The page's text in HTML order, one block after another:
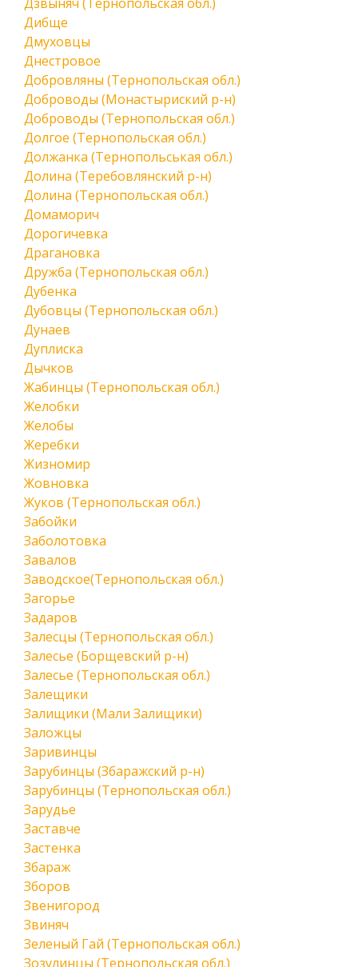
Дибще
Дмуховцы
Днестровое
Добровляны (Тернопольская обл.)
Доброводы (Монастыриский р-н)
Доброводы (Тернопольская обл.)
Долгое (Тернопольская обл.)
Должанка (Тернопольськая обл.)
Долина (Теребовлянский р-н)
Долина (Тернопольская обл.)
Домаморич
Дорогичевка
Драгановка
Дружба (Тернопольская обл.)
Дубенка
Дубовцы (Тернопольская обл.)
Дунаев
Дуплиска
Дычков
Жабинцы (Тернопольская обл.)
Желобки
Желобы
Жеребки
Жизномир
Жовновка
Жуков (Тернопольская обл.)
Забойки
Заболотовка
Завалов
Заводское(Тернопольская обл.)
Загорье
Задаров
Залесцы (Тернопольская обл.)
Залесье (Борщевский р-н)
Залесье (Тернопольская обл.)
Залещики
Залищики (Мали Залищики)
Заложцы
Заривинцы
Зарубинцы (Збаражский р-н)
Зарубинцы (Тернопольская обл.)
Зарудье
Заставче
Застенка
Збараж
Зборов
Звенигород
Звиняч
Зеленый Гай (Тернопольская обл.)
Зозулинцы (Тернопольская обл.)